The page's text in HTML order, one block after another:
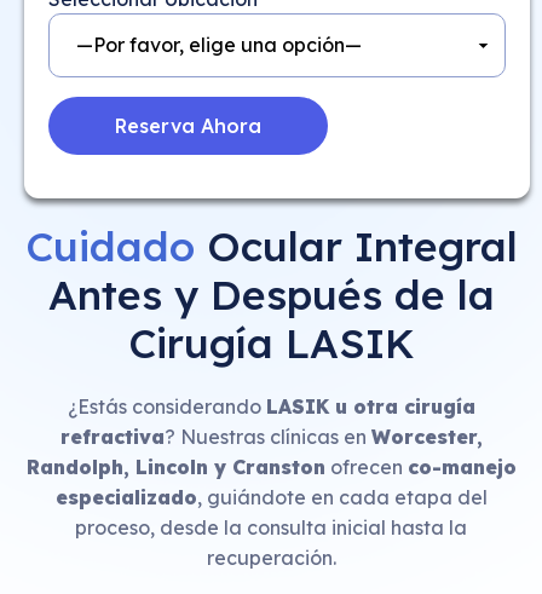
Cuidado Ocular Integral
Antes y Después de la
Cirugía LASIK
¿Estás considerando LASIK u otra cirugía
refractiva? Nuestras clínicas en Worcester,
Randolph, Lincoln y Cranston ofrecen co-manejo
especializado, guiándote en cada etapa del
proceso, desde la consulta inicial hasta la
recuperación.